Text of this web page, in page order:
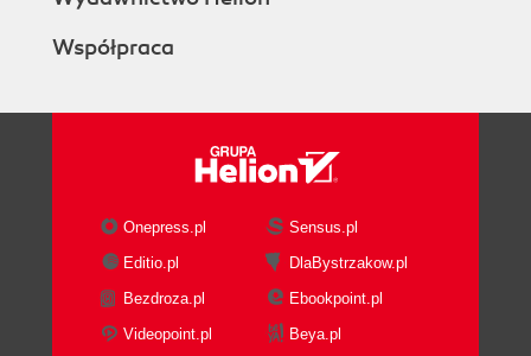
Współpraca
Onepress.pl
Sensus.pl
Editio.pl
DlaBystrzakow.pl
Bezdroza.pl
Ebookpoint.pl
Videopoint.pl
Beya.pl